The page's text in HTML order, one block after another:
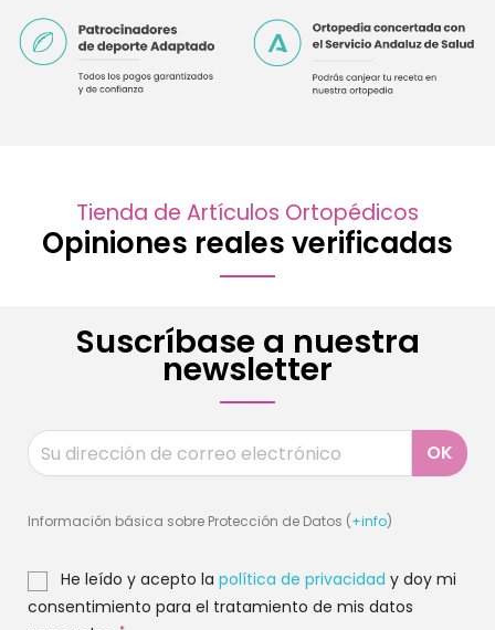
Tienda de Artículos Ortopédicos
Opiniones reales verificadas
Suscríbase a nuestra
newsletter
Información básica sobre Protección de Datos (+info)
He leído y acepto la política de privacidad y doy mi
consentimiento para el tratamiento de mis datos